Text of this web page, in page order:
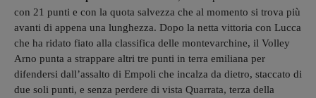
con 21 punti e con la quota salvezza che al momento si trova più
avanti di appena una lunghezza. Dopo la netta vittoria con Lucca
che ha ridato fiato alla classifica delle montevarchine, il Volley
Arno punta a strappare altri tre punti in terra emiliana per
difendersi dall’assalto di Empoli che incalza da dietro, staccato di
due soli punti, e senza perdere di vista Quarrata, terza della